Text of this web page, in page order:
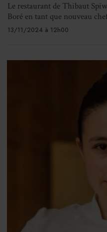
Le restaurant de Thibaut
Boré en tant que nouveau
13/11/2024 à 12h00